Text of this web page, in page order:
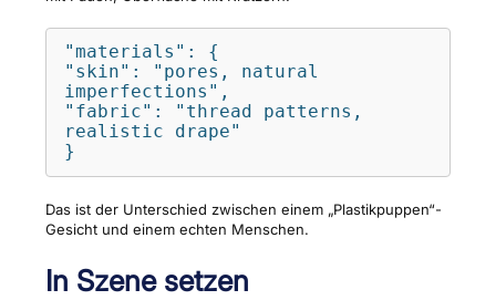
"materials": {
"skin": "pores, natural
imperfections",
"fabric": "thread patterns,
realistic drape"
}
Das ist der Unterschied zwischen einem „Plastikpuppen“-
Gesicht und einem echten Menschen.
In Szene setzen